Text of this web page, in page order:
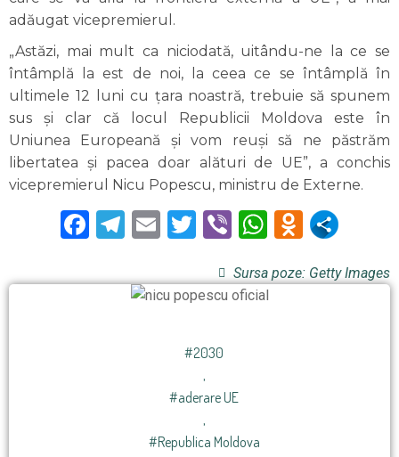
adăugat vicepremierul.
„Astăzi, mai mult ca niciodată, uitându-ne la ce se
întâmplă la est de noi, la ceea ce se întâmplă în
ultimele 12 luni cu țara noastră, trebuie să spunem
sus și clar că locul Republicii Moldova este în
Uniunea Europeană și vom reuși să ne păstrăm
libertatea și pacea doar alături de UE”, a conchis
vicepremierul Nicu Popescu, ministru de Externe.
Facebook
Telegram
EmailTwitter
Viber
Sursa poze: Getty Images
#2030
,
#aderare UE
,
#Republica Moldova